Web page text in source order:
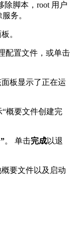
除脚本，root 用户
务。
。
配置文件，或单击
板显示了正在运
概要文件创建完
。 单击完成以退
要文件以及启动